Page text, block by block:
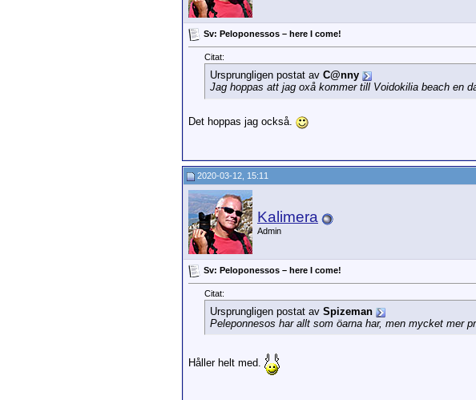
Sv: Peloponessos – here I come!
Citat:
Ursprungligen postat av C@nny
Jag hoppas att jag oxå kommer till Voidokilia beach en
Det hoppas jag också.
2020-03-12, 15:11
Kalimera
Admin
Sv: Peloponessos – here I come!
Citat:
Ursprungligen postat av Spizeman
Peleponnesos har allt som öarna har, men mycket mer
Håller helt med.